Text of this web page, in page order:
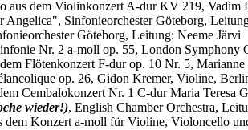
aus dem Violinkonzert A-dur KV 219,
Angelica", Sinfonieorchester Göteborg,
Göteborg, Leitung: Neeme Järvi
Nr. 2 a-moll op. 55, London Symphony
Flötenkonzert F-dur op. 10 Nr. 5,
op. 26, Gidon Kremer, Violine,
Cembalokonzert Nr. 1 C-dur Maria Teresa
wieder!), English Chamber Orchestra,
dem Konzert a-moll für Violine, Violoncello